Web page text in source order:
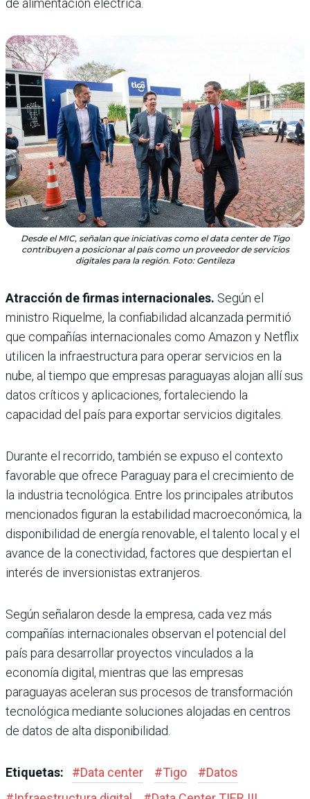
Desde el MIC, señalan que iniciativas como el data center de Tigo
contribuyen a posicionar al país como un proveedor de servicios
digitales para la región. Foto: Gentileza
Atracción de firmas internacionales. Según el
ministro Riquelme, la confiabilidad alcanzada permitió
que compañías internacionales como Amazon y Netflix
utilicen la infraestructura para operar servicios en la
nube, al tiempo que empresas paraguayas alojan allí sus
datos críticos y aplicaciones, fortaleciendo la
capacidad del país para exportar servicios digitales.
Durante el recorrido, también se expuso el contexto
favorable que ofrece Paraguay para el crecimiento de
la industria tecnológica. Entre los principales atributos
mencionados figuran la estabilidad macroeconómica, la
disponibilidad de energía renovable, el talento local y el
avance de la conectividad, factores que despiertan el
interés de inversionistas extranjeros.
Según señalaron desde la empresa, cada vez más
compañías internacionales observan el potencial del
país para desarrollar proyectos vinculados a la
economía digital, mientras que las empresas
paraguayas aceleran sus procesos de transformación
tecnológica mediante soluciones alojadas en centros
de datos de alta disponibilidad.
Etiquetas: #Data center #Tigo #Datos